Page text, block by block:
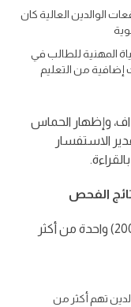
الوالدين العالية كان
المهنية للطالب في
من التعليم
وإظهار الحماس
الاستفسار
الفحص
أجرى البروفيسور تشارلز ديسفورجيس (2003) واحدة من أكثر
تهم أكثر من